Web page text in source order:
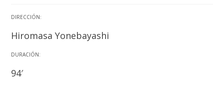
DIRECCIÓN:
Hiromasa Yonebayashi
DURACIÓN:
94′